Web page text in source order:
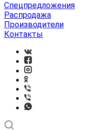
Спецпредложения
Распродажа
Производители
Контакты